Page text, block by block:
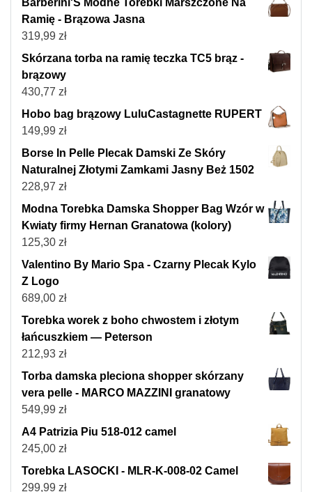
Ramię - Brązowa Jasna
319,99 zł
Skórzana torba na ramię teczka TC5 brąz -
brązowy
430,77 zł
Hobo bag brązowy LuluCastagnette RUPERT
149,99 zł
Borse In Pelle Plecak Damski Ze Skóry
Naturalnej Złotymi Zamkami Jasny Beż 1502
228,97 zł
Modna Torebka Damska Shopper Bag Wzór w
Kwiaty firmy Hernan Granatowa (kolory)
125,30 zł
Valentino By Mario Spa - Czarny Plecak Kylo
Z Logo
689,00 zł
Torebka worek z boho chwostem i złotym
łańcuszkiem — Peterson
212,93 zł
Torba damska pleciona shopper skórzany
vera pelle - MARCO MAZZINI granatowy
549,99 zł
A4 Patrizia Piu 518-012 camel
245,00 zł
Torebka LASOCKI - MLR-K-008-02 Camel
299,99 zł